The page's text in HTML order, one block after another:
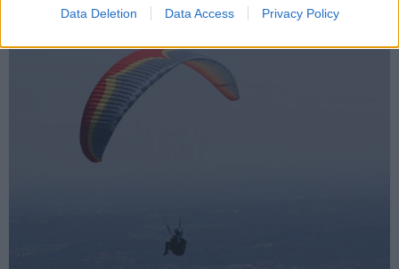
Data Deletion Data Access Privacy Policy
ALTRE NOTIZIE DI CARAVATE